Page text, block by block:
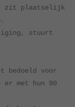
zit plaatselijk
stuurt
bedoeld voor
met hun 90